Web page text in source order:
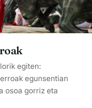
egiten:
egunsentian
osoa gorriz eta